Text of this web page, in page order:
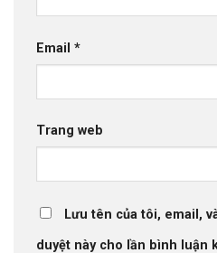
Email *
Trang web
Lưu tên của tôi, email,
duyệt này cho lần bình luận